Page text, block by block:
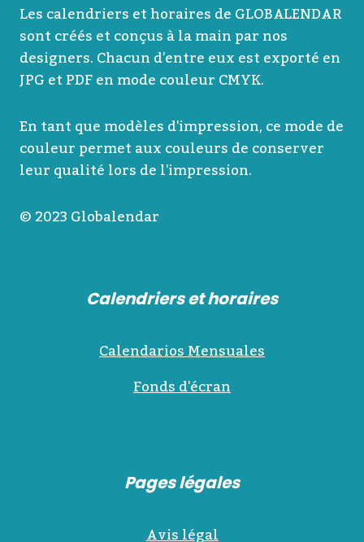
Les calendriers et horaires de GLOBALENDAR
sont créés et conçus à la main par nos
designers. Chacun d'entre eux est exporté en
JPG et PDF en mode couleur CMYK.
En tant que modèles d'impression, ce mode de
couleur permet aux couleurs de conserver
leur qualité lors de l'impression.
© 2023 Globalendar
Calendriers et horaires
Calendarios Mensuales
Fonds d'écran
Pages légales
Avis légal